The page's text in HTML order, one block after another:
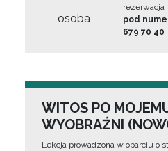
osoba
rezerwacja
pod
679 70 40
WITOS PO
WYOBRAŹNI
Lekcja prowadzona w oparciu o